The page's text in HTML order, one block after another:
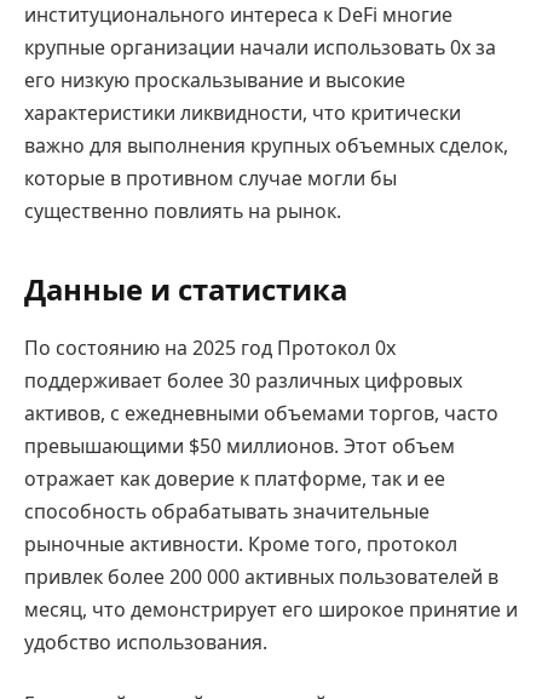
институционального интереса к DeFi многие
крупные организации начали использовать 0x за
его низкую проскальзывание и высокие
характеристики ликвидности, что критически
важно для выполнения крупных объемных сделок,
которые в противном случае могли бы
существенно повлиять на рынок.
Данные и статистика
По состоянию на 2025 год Протокол 0x
поддерживает более 30 различных цифровых
активов, с ежедневными объемами торгов, часто
превышающими $50 миллионов. Этот объем
отражает как доверие к платформе, так и ее
способность обрабатывать значительные
рыночные активности. Кроме того, протокол
привлек более 200 000 активных пользователей в
месяц, что демонстрирует его широкое принятие и
удобство использования.